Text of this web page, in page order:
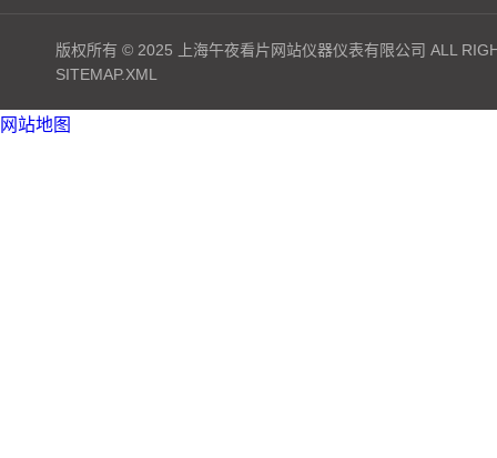
版权所有 © 2025 上海午夜看片网站仪器仪表有限公司 ALL
SITEMAP.XML
网站地图